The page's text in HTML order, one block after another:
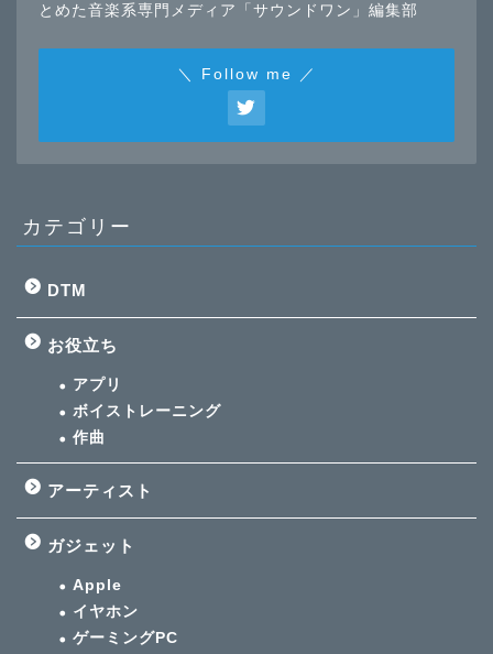
とめた音楽系専門メディア「サウンドワン」編集部
＼ Follow me ／
カテゴリー
DTM
お役立ち
アプリ
ボイストレーニング
作曲
アーティスト
ガジェット
Apple
イヤホン
ゲーミングPC